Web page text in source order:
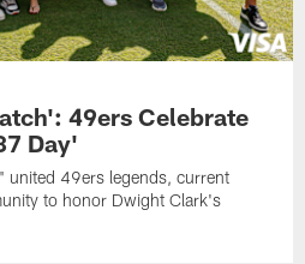
49ers Celebrate
Day'
united 49ers legends, current
to honor Dwight Clark's